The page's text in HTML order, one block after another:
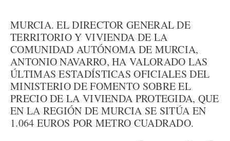
MURCIA. EL DIRECTOR GENERAL DE
TERRITORIO Y VIVIENDA DE LA
COMUNIDAD AUTÓNOMA DE MURCIA,
ANTONIO NAVARRO, HA VALORADO LAS
ÚLTIMAS ESTADÍSTICAS OFICIALES DEL
MINISTERIO DE FOMENTO SOBRE EL
PRECIO DE LA VIVIENDA PROTEGIDA, QUE
EN LA REGIÓN DE MURCIA SE SITÚA EN
1.064 EUROS POR METRO CUADRADO.